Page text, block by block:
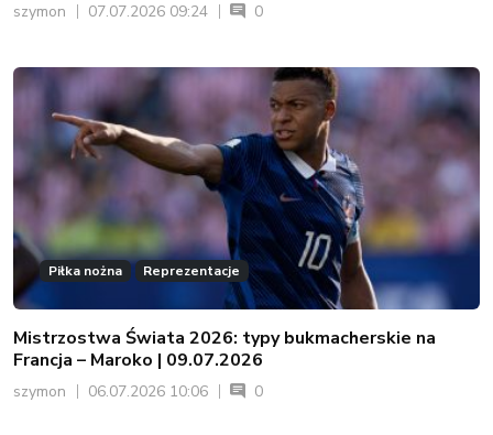
szymon 07.07.2026 09:24 0
Piłka nożna Reprezentacje
Mistrzostwa Świata 2026: typy bukmacherskie na
Francja – Maroko | 09.07.2026
szymon 06.07.2026 10:06 0